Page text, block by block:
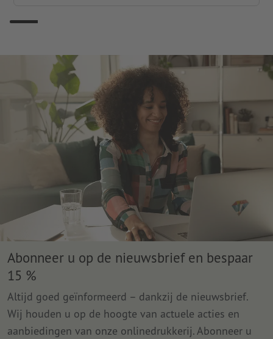
Abonneer u op de nieuwsbrief en bespaar
15 %
Altijd goed geïnformeerd – dankzij de nieuwsbrief.
Wij houden u op de hoogte van actuele acties en
aanbiedingen van onze onlinedrukkerij. Abonneer u